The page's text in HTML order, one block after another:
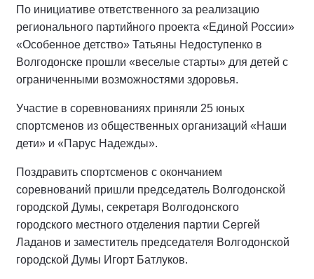
По инициативе ответственного за реализацию
регионального партийного проекта «Единой России»
«Особенное детство» Татьяны Недоступенко в
Волгодонске прошли «веселые старты» для детей с
ограниченными возможностями здоровья.
Участие в соревнованиях приняли 25 юных
спортсменов из общественных организаций «Наши
дети» и «Парус Надежды».
Поздравить спортсменов с окончанием
соревнований пришли председатель Волгодонской
городской Думы, секретаря Волгодонского
городского местного отделения партии Сергей
Ладанов и заместитель председателя Волгодонской
городской Думы Игорт Батлуков.